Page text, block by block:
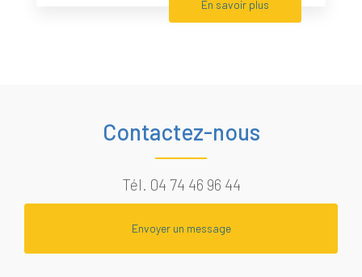
En savoir plus
Contactez-nous
Tél. 04 74 46 96 44
Envoyer un message